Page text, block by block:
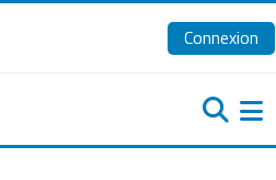
Connexion